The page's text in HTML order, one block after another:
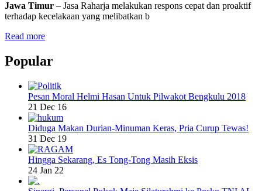
Jawa Timur – Jasa Raharja melakukan respons cepat dan proaktif
terhadap kecelakaan yang melibatkan b
Read more
Popular
Pesan Moral Helmi Hasan Untuk Pilwakot Bengkulu 2018
21 Dec 16
Diduga Makan Durian-Minuman Keras, Pria Curup Tewas!
31 Dec 19
Hingga Sekarang, Es Tong-Tong Masih Eksis
24 Jan 22